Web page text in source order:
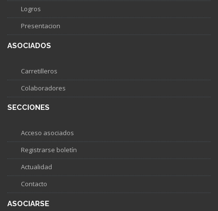
Logros
Presentacion
ASOCIADOS
Carretilleros
Colaboradores
SECCIONES
Acceso asociados
Registrarse boletín
Actualidad
Contacto
ASOCIARSE